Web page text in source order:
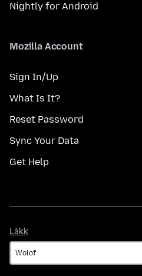
Nightly for Android
Mozilla Account
Sign In/Up
What Is It?
Reset Password
Sync Your Data
Get Help
Làkk